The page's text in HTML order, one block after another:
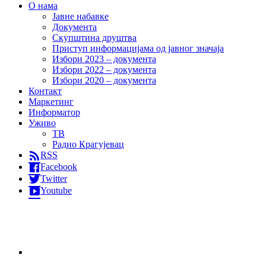
УКЦ-а
Раднички 1923 убедљив против Земуна
„Мењажа“ сваког викенда у Крагујевцу
О нама
Јавне набавке
Документа
Скупштина друштва
Приступ информацијама од јавног значаја
Избори 2023 – документа
Избори 2022 – документа
Избори 2020 – документа
Контакт
Маркетинг
Информатор
Уживо
ТВ
Радио Крагујевац
RSS
Facebook
Twitter
Youtube